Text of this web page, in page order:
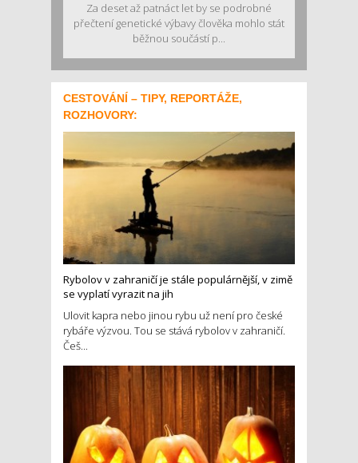
Za deset až patnáct let by se podrobné
přečtení genetické výbavy člověka mohlo stát
běžnou součástí p...
CESTOVÁNÍ – TIPY, REPORTÁŽE,
ROZHOVORY:
Rybolov v zahraničí je stále populárnější, v zimě
se vyplatí vyrazit na jih
Ulovit kapra nebo jinou rybu už není pro české
rybáře výzvou. Tou se stává rybolov v zahraničí.
Češ...